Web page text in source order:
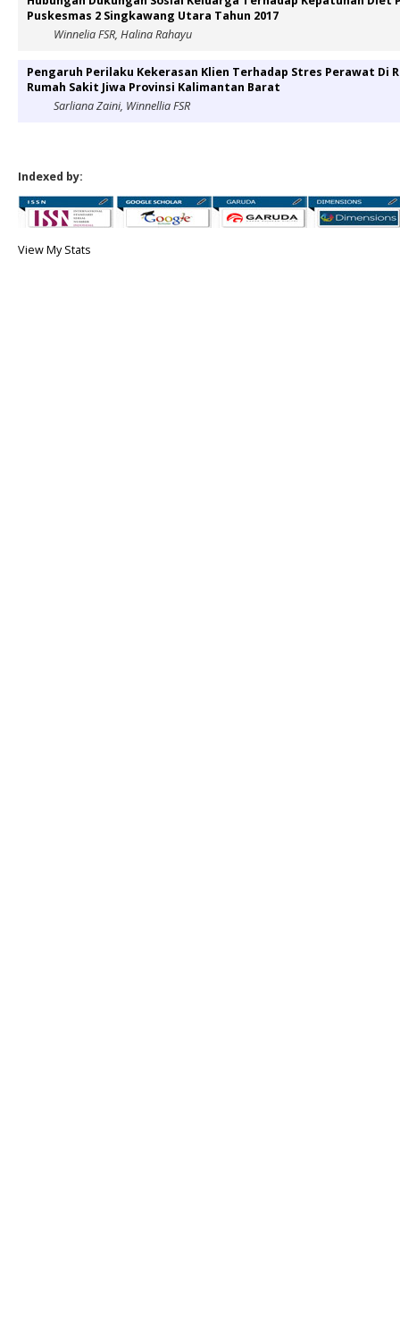
Puskesmas 2 Singkawang Utara Tahun 2017
Winnelia FSR, Halina Rahayu
Pengaruh Perilaku Kekerasan Klien Terhadap Stres Perawat Di
Rumah Sakit Jiwa Provinsi Kalimantan Barat
Sarliana Zaini, Winnellia FSR
Indexed by:
View My Stats